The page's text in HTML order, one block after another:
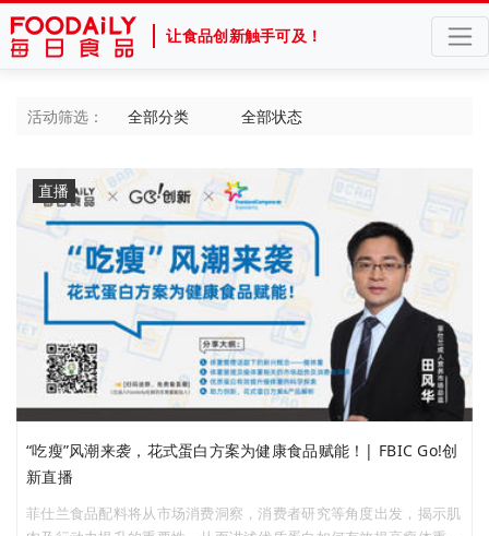
让食品创新触手可及！
活动筛选： 全部分类 全部状态
直播
“吃瘦”风潮来袭，花式蛋白方案为健康食品赋能！| FBIC Go!创
新直播
菲仕兰食品配料将从市场消费洞察，消费者研究等角度出发，揭示肌